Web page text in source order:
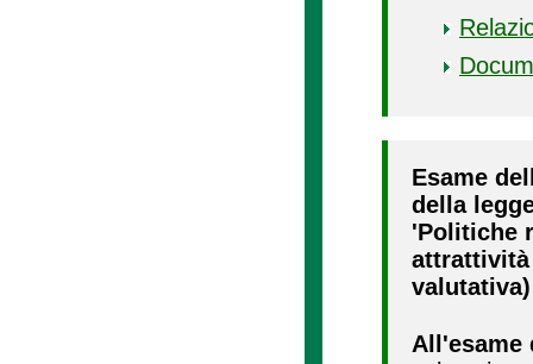
Esame
della
'Politiche
valutativa)
All'esame